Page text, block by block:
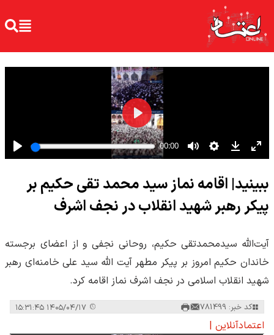
ببینید| اقامه نماز سید محمد تقی حکیم بر
پیکر رهبر شهید انقلاب در نجف اشرف
آیت‌الله سیدمحمدتقی حکیم، روحانی نجفی و از اعضای برجسته
خاندان حکیم امروز بر پیکر مطهر آیت الله سید علی خامنه‌ای رهبر
شهید انقلاب اسلامی در نجف اشرف نماز اقامه کرد.
کد خبر: 781499
اعتمادآنلاین |